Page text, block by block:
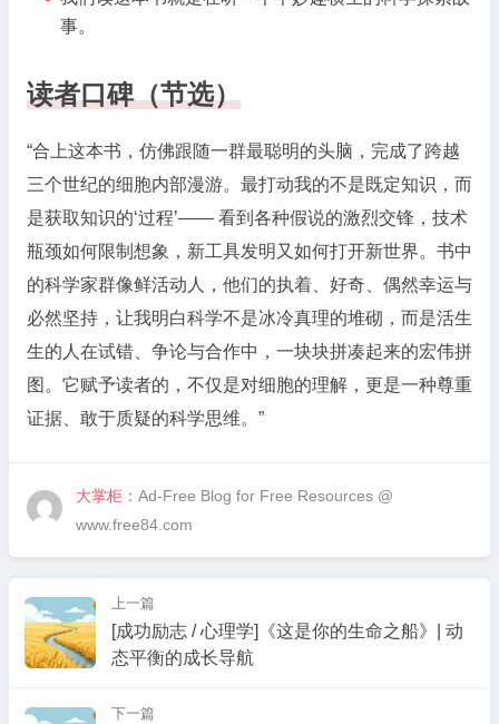
事。
读者口碑（节选）
“合上这本书，仿佛跟随一群最聪明的头脑，完成了跨越
三个世纪的细胞内部漫游。最打动我的不是既定知识，而
是获取知识的‘过程’—— 看到各种假说的激烈交锋，技术
瓶颈如何限制想象，新工具发明又如何打开新世界。书中
的科学家群像鲜活动人，他们的执着、好奇、偶然幸运与
必然坚持，让我明白科学不是冰冷真理的堆砌，而是活生
生的人在试错、争论与合作中，一块块拼凑起来的宏伟拼
图。它赋予读者的，不仅是对细胞的理解，更是一种尊重
证据、敢于质疑的科学思维。”
大掌柜 ：Ad-Free Blog for Free Resources @
www.free84.com
上一篇
[成功励志 / 心理学]《这是你的生命之船》| 动
态平衡的成长导航
下一篇